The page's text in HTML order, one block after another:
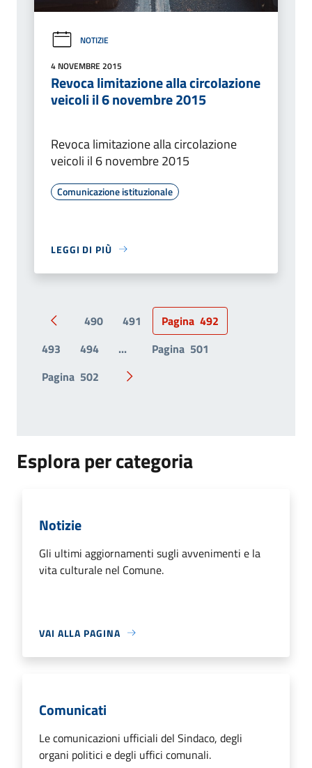
NOTIZIE
4 NOVEMBRE 2015
Revoca limitazione alla circolazione
veicoli il 6 novembre 2015
Revoca limitazione alla circolazione
veicoli il 6 novembre 2015
Comunicazione istituzionale
LEGGI DI PIÙ
Pagina precedente
490 491 Pagina 492
493
494 ... Pagina 501
Pagina 502 Pagina successiva
Esplora per categoria
Notizie
Gli ultimi aggiornamenti sugli avvenimenti e la
vita culturale nel Comune.
VAI ALLA PAGINA
Comunicati
Le comunicazioni ufficiali del Sindaco, degli
organi politici e degli uffici comunali.